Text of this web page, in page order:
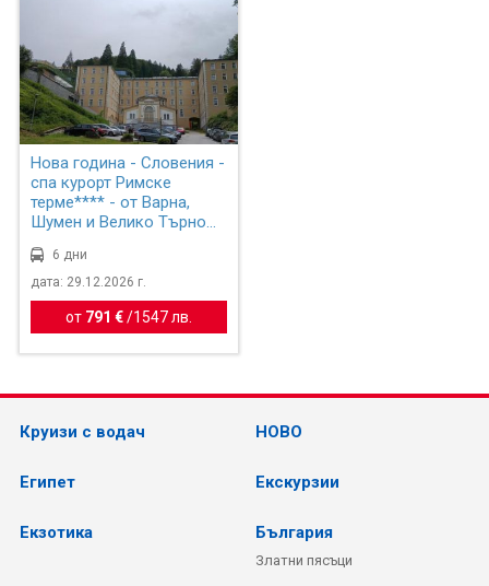
Нова година - Словения -
спа курорт Римске
терме**** - от Варна,
Шумен и Велико Търно...
6 дни
дата: 29.12.2026 г.
от 791 € / 1547 лв.
Круизи с водач НОВО
Египет Екскурзии
Екзотика България
Златни пясъци